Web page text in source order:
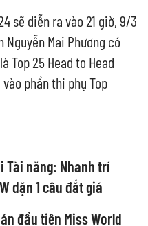
sẽ diễn ra vào 21 giờ, 9/3
Mai Phương có
Top 25 Head to Head
phần thi phụ Top
Tài năng: Nhanh trí
dặn 1 câu đắt giá
đầu tiên Miss World